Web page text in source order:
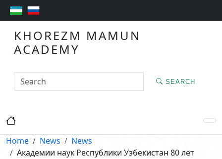
KHOREZM MAMUN
ACADEMY
SEARCH
Home News
News
Академии наук Республики Узбекистан 80 лет